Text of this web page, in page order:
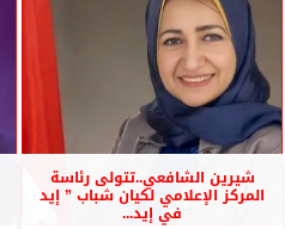
شيرين الشافعي..تتولى رئاسة
المركز الإعلامي لكيان شباب ” إيد
في إيد...